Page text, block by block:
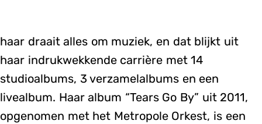
haar draait alles om muziek, en dat blijkt uit
haar indrukwekkende carrière met 14
studioalbums, 3 verzamelalbums en een
livealbum. Haar album “Tears Go By” uit 2011,
opgenomen met het Metropole Orkest, is een